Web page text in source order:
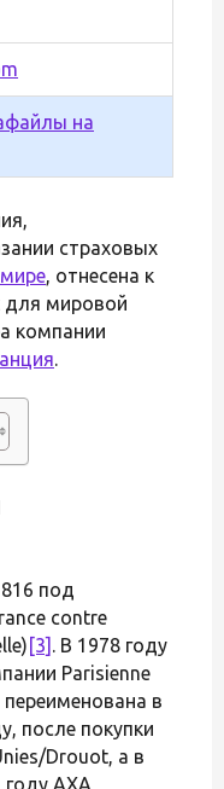
на
страховых
, отнесена к
для мировой
компании
.
под
contre
[3] . В 1978 году
Parisienne
в
после покупки
Drouot, а в
году AXA